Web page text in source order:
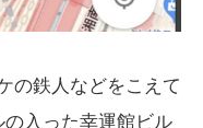
の鉄人などをこえて
入った幸運館ビル